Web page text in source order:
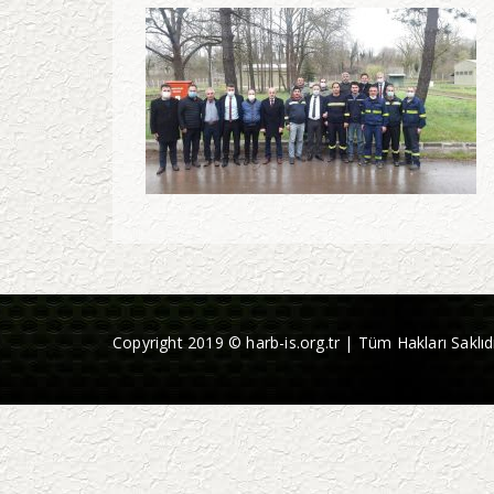
Copyright 2019 © harb-is.org.tr | Tüm Hakları